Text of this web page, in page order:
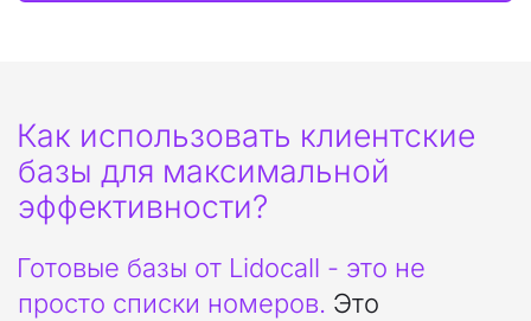
Как использовать клиентские
базы для максимальной
эффективности?
Готовые базы от Lidocall - это не
просто списки номеров. Это